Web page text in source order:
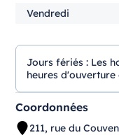
Vendredi
Jours fériés : Les
heures
Coordonnées
211, rue du